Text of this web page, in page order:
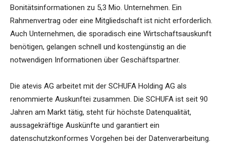
Bonitätsinformationen zu 5,3 Mio. Unternehmen. Ein
Rahmenvertrag oder eine Mitgliedschaft ist nicht erforderlich.
Auch Unternehmen, die sporadisch eine Wirtschaftsauskunft
benötigen, gelangen schnell und kostengünstig an die
notwendigen Informationen über Geschäftspartner.
Die atevis AG arbeitet mit der SCHUFA Holding AG als
renommierte Auskunftei zusammen. Die SCHUFA ist seit 90
Jahren am Markt tätig, steht für höchste Datenqualität,
aussagekräftige Auskünfte und garantiert ein
datenschutzkonformes Vorgehen bei der Datenverarbeitung.